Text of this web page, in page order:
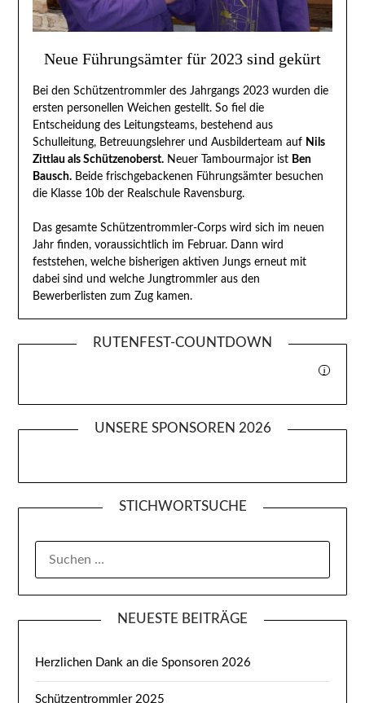
Neue Führungsämter für 2023 sind gekürt
Bei den Schützentrommler des Jahrgangs 2023 wurden die
ersten personellen Weichen gestellt. So fiel die
Entscheidung des Leitungsteams, bestehend aus
Schulleitung, Betreuungslehrer und Ausbilderteam auf Nils
Zittlau als Schützenoberst.Neuer Tambourmajor ist Ben
Bausch.Beide frischgebackenen Führungsämter besuchen
die Klasse 10b der Realschule Ravensburg.
Das gesamte Schützentrommler-Corps wird sich im neuen
Jahr finden, voraussichtlich im Februar. Dann wird
feststehen, welche bisherigen aktiven Jungs erneut mit
dabei sind und welche Jungtrommler aus den
Bewerberlisten zum Zug kamen.
RUTENFEST-COUNTDOWN
i
UNSERE SPONSOREN 2026
STICHWORTSUCHE
NEUESTE BEITRÄGE
Herzlichen Dank an die Sponsoren 2026
Schützentrommler 2025